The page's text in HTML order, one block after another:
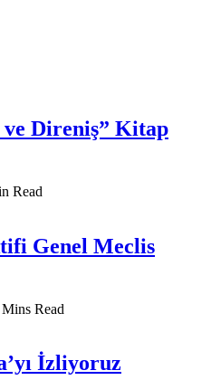
Direniş” Kitap
Read
Genel Meclis
Read
İzliyoruz